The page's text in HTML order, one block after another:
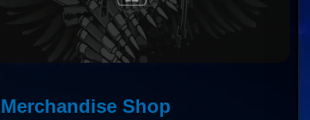
Merchandise Shop